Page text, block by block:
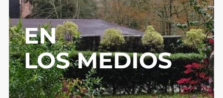
EN
LOS MEDIOS